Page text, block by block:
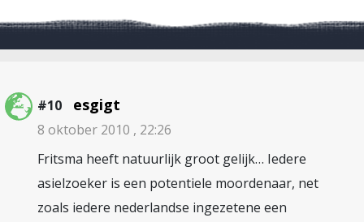
#10 esgigt
8 oktober 2010 , 22:26
Fritsma heeft natuurlijk groot gelijk… Iedere
asielzoeker is een potentiele moordenaar, net
zoals iedere nederlandse ingezetene een